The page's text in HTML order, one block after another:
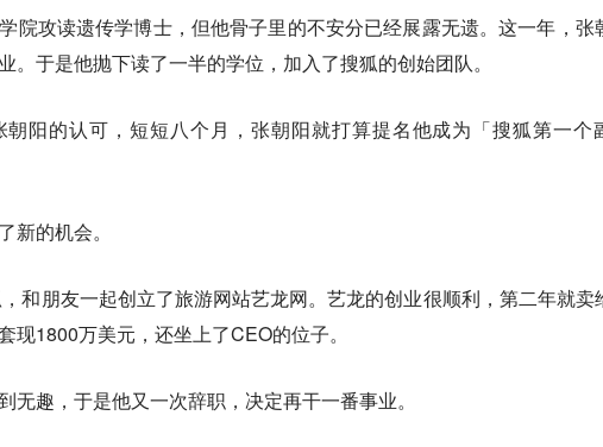
院攻读遗传学博士，但他骨子里的不安分已经展露无遗。这一年，张
。于是他抛下读了一半的学位，加入了搜狐的创始团队。
阳的认可，短短八个月，张朝阳就打算提名他成为「搜狐第一个
新的机会。
和朋友一起创立了旅游网站艺龙网。艺龙的创业很顺利，第二年就卖
现1800万美元，还坐上了CEO的位子。
无趣，于是他又一次辞职，决定再干一番事业。